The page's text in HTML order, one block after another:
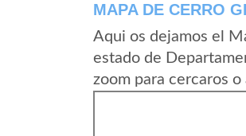
MAPA DE CERRO
Aqui os dejamos el
estado de
zoom para cercaros